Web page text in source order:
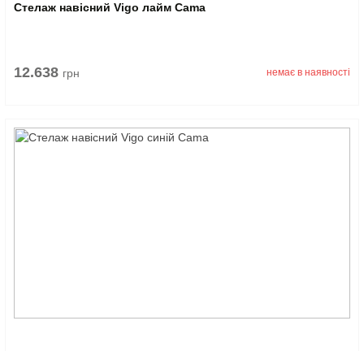
Стелаж навісний Vigo лайм Cama
12.638 грн немає в наявності